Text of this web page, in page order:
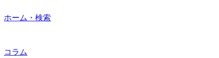
ホーム・検索
コラム